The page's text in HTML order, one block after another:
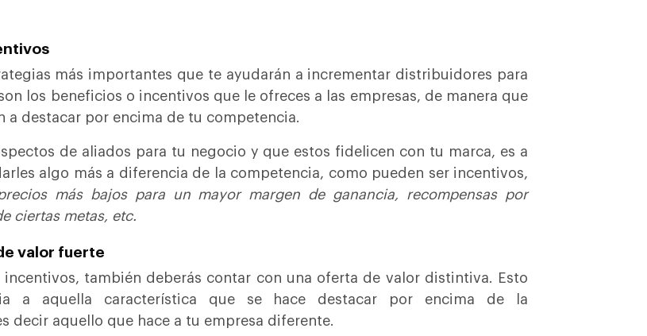
más importantes que te ayudarán a incrementar distribuidores para
los beneficios o incentivos que le ofreces a las empresas, de manera que
a destacar por encima de tu competencia.
de aliados para tu negocio y que estos fidelicen con tu marca, es a
algo más a diferencia de la competencia, como pueden ser incentivos,
más bajos para un mayor margen de ganancia, recompensas por
ciertas metas, etc.
valor fuerte
incentivos, también deberás contar con una oferta de valor distintiva. Esto
a aquella característica que se hace destacar por encima de la
decir aquello que hace a tu empresa diferente.